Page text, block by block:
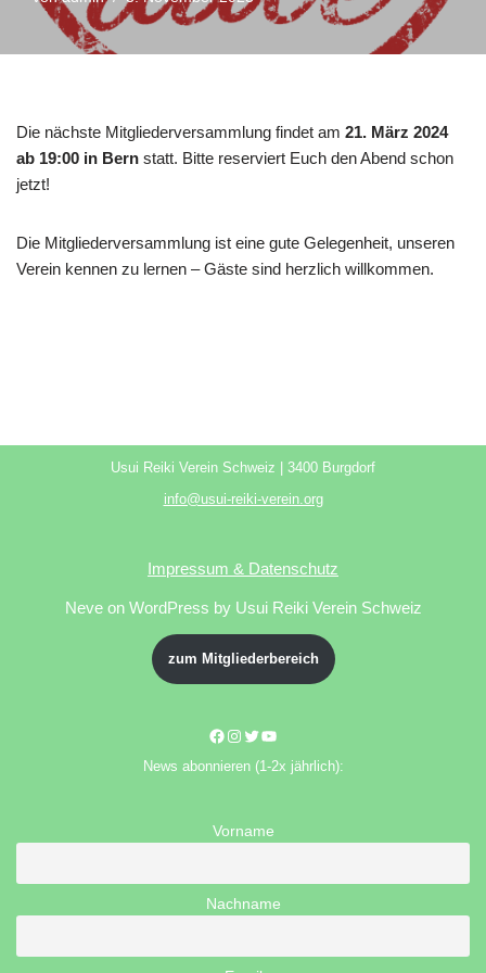
Die nächste Mitgliederversammlung findet am 21. März 2024
ab 19:00 in Bern statt. Bitte reserviert Euch den Abend schon
jetzt!
Die Mitgliederversammlung ist eine gute Gelegenheit, unseren
Verein kennen zu lernen – Gäste sind herzlich willkommen.
Usui Reiki Verein Schweiz | 3400 Burgdorf
info@usui-reiki-verein.org
Impressum & Datenschutz
Neveon WordPress by Usui Reiki Verein Schweiz
zum Mitgliederbereich
News abonnieren (1-2x jährlich):
Vorname
Nachname